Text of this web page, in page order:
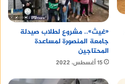
«غيث».. مشروع لطلاب صيدلة
جامعة المنصورة لمساعدة
المحتاجين
15 أغسطس، 2022